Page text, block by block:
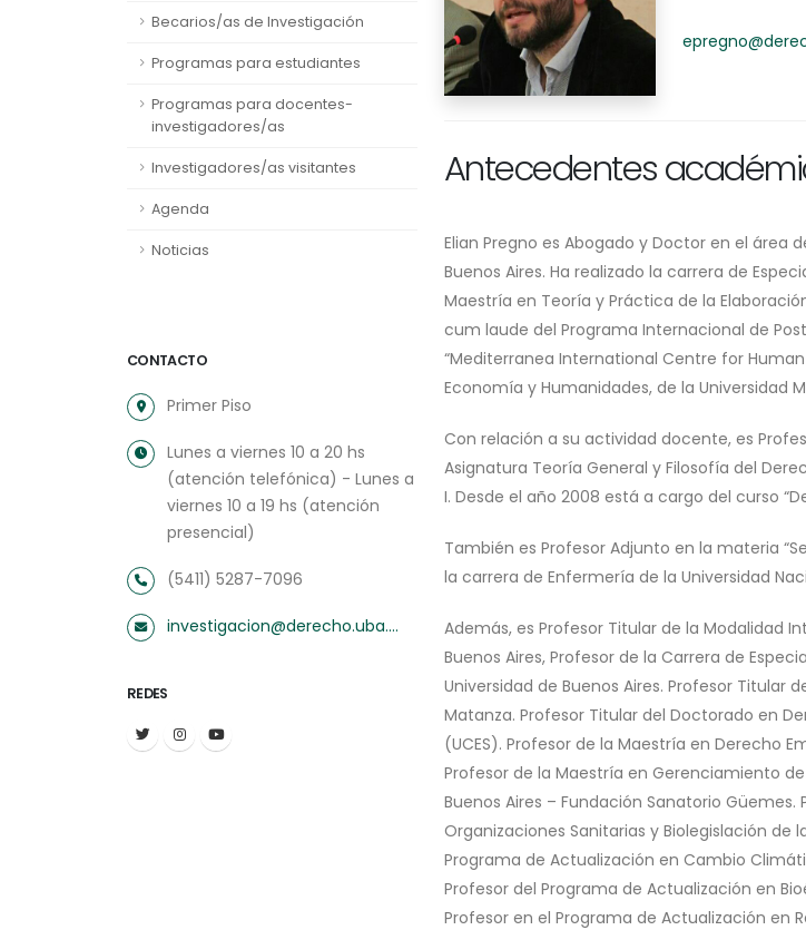
Becarios/as de Investigación
Programas para estudiantes
Programas para docentes-
investigadores/as
Investigadores/as visitantes
Agenda
Noticias
CONTACTO
Primer Piso
Lunes a viernes 10 a 20 hs
(atención telefónica) - Lunes a
viernes 10 a 19 hs (atención
presencial)
(5411) 5287-7096
investigacion@derecho.uba.ar
REDES
Antecedentes
Elian Pregno es Abogado y Doctor en el área
Buenos Aires. Ha realizado la carrera de
Maestría en Teoría y Práctica de la
cum laude del Programa Internacional de
“Mediterranea International Centre for
Economía y Humanidades, de la Universidad
Con relación a su actividad docente, es
Asignatura Teoría General y Filosofía del
I. Desde el año 2008 está a cargo del curso
También es Profesor Adjunto en la materia
la carrera de Enfermería de la Universidad
Además, es Profesor Titular de la Modalidad
Buenos Aires, Profesor de la Carrera de
Universidad de Buenos Aires. Profesor Titular
Matanza. Profesor Titular del Doctorado en
(UCES). Profesor de la Maestría en Derecho
Profesor de la Maestría en Gerenciamiento
Buenos Aires – Fundación Sanatorio
Organizaciones Sanitarias y Biolegislación de
Programa de Actualización en Cambio
Profesor del Programa de Actualización en
Profesor en el Programa de Actualización en